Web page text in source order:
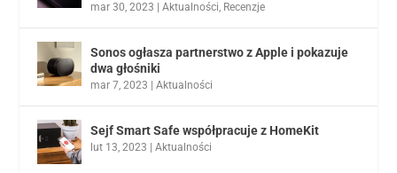
mar 30, 2023 |Aktualności, Recenzje
Sonos ogłasza partnerstwo z Apple i pokazuje
dwa głośniki
mar 7, 2023 |Aktualności
Sejf Smart Safe współpracuje z HomeKit
lut 13, 2023 |Aktualności